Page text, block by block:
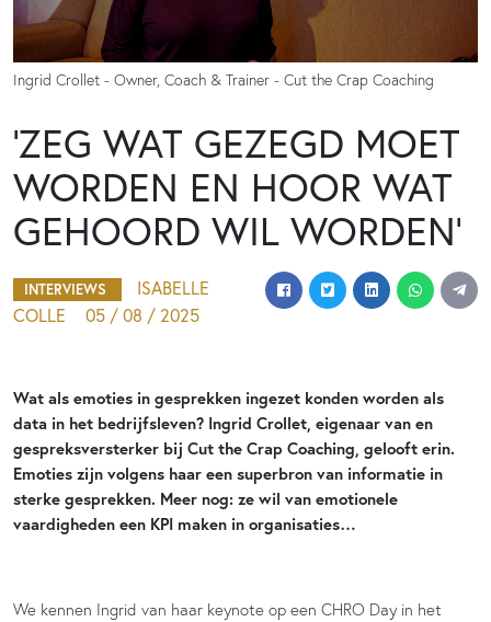
Ingrid Crollet - Owner, Coach & Trainer - Cut the Crap Coaching
‘ZEG WAT GEZEGD MOET
WORDEN EN HOOR WAT
GEHOORD WIL WORDEN’
INTERVIEWS
ISABELLE
COLLE
05 / 08 / 2025
Wat als emoties in gesprekken ingezet konden worden als
data in het bedrijfsleven? Ingrid Crollet, eigenaar van en
gespreksversterker bij Cut the Crap Coaching, gelooft erin.
Emoties zijn volgens haar een superbron van informatie in
sterke gesprekken. Meer nog: ze wil van emotionele
vaardigheden een KPI maken in organisaties…
We kennen Ingrid van haar keynote op een CHRO Day in het